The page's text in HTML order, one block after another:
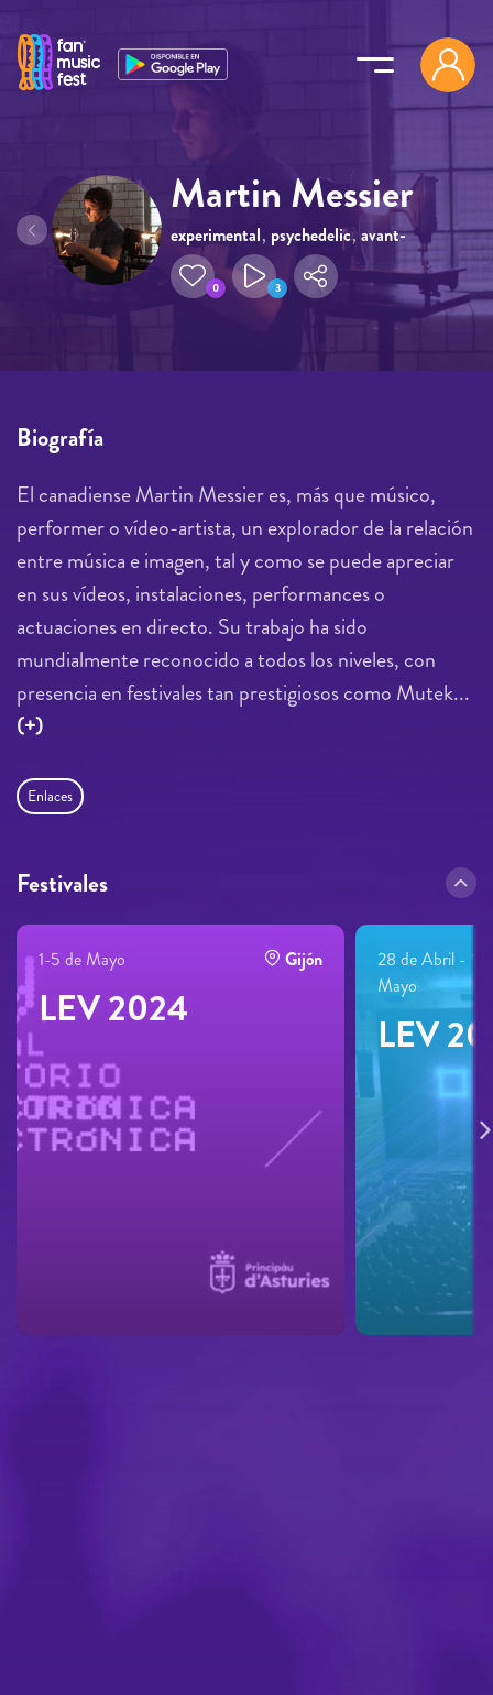
Martin Messier
experimental, psychedelic, avant-
garde
0 3
Biografía
El canadiense Martin Messier es, más que músico,
performer o vídeo-artista, un explorador de la relación
entre música e imagen, tal y como se puede apreciar
en sus vídeos, instalaciones, performances o
actuaciones en directo. Su trabajo ha sido
mundialmente reconocido a todos los niveles, con
presencia en festivales tan prestigiosos como Mutek...
(+)
Enlaces
Festivales
1-5 de Mayo Gijón
LEV 2024
28 de Abril - 1
Mayo
LEV